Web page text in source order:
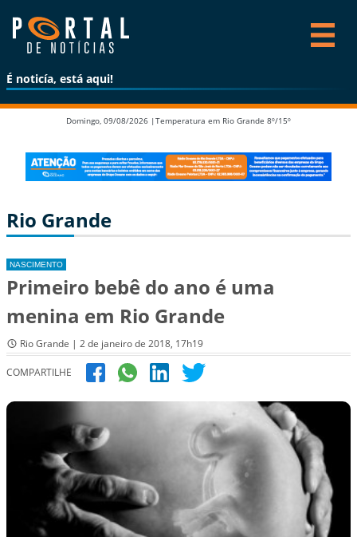
É noticía, está aqui!
Domingo, 09/08/2026 | Temperatura em Rio Grande 8º/15º
Rio Grande
NASCIMENTO
Primeiro bebê do ano é uma
menina em Rio Grande
Rio Grande | 2 de janeiro de 2018, 17h19
COMPARTILHE